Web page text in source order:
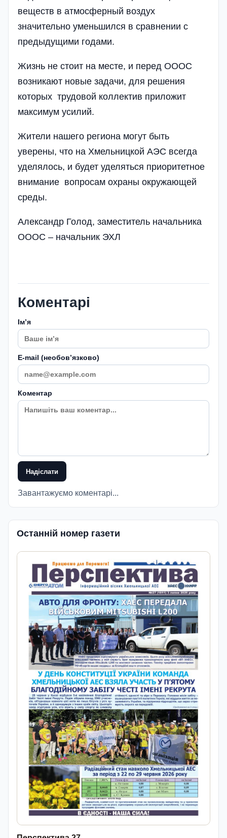
веществ в атмосферный воздух
значительно уменьшился в сравнении с
предыдущими годами.
Жизнь не стоит на месте, и перед ОООС
возникают новые задачи, для решения
которых трудовой коллектив приложит
максимум усилий.
Жители нашего региона могут быть
уверены, что на Хмельницкой АЭС всегда
уделялось, и будет уделяться приоритетное
внимание вопросам охраны окружающей
среды.
Александр Голод, заместитель начальника
ОООС – начальник ЭХЛ
Коментарі
Імʼя
E-mail (необовʼязково)
Коментар
Надіслати
Завантажуємо коментарі...
Останній номер газети